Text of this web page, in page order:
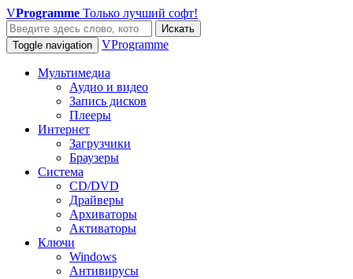
VProgramme Только лучший софт!
Искать
Toggle navigation
VProgramme
Мультимедиа
Аудио и видео
Запись дисков
Плееры
Интернет
Загрузчики
Браузеры
Система
CD/DVD
Драйверы
Архиваторы
Активаторы
Ключи
Windows
Антивирусы